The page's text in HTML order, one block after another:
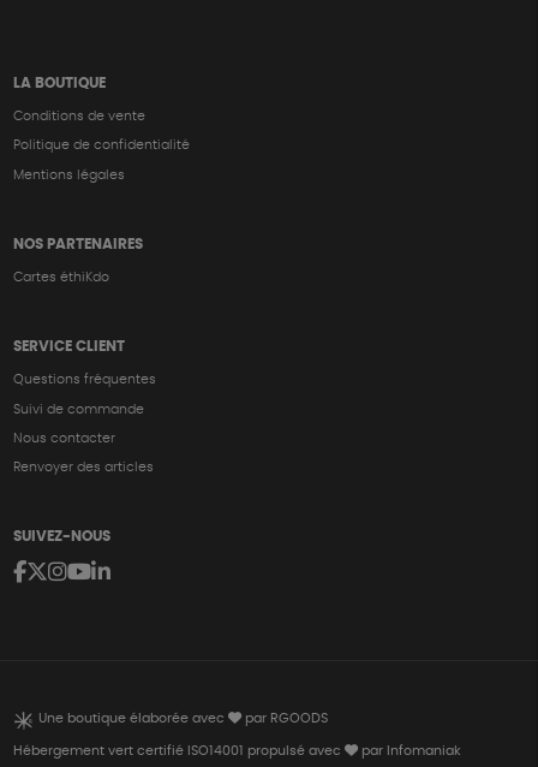
LA BOUTIQUE
Conditions de vente
Politique de confidentialité
Mentions légales
NOS PARTENAIRES
Cartes éthiKdo
SERVICE CLIENT
Questions fréquentes
Suivi de commande
Nous contacter
Renvoyer des articles
SUIVEZ-NOUS
Une boutique élaborée avec par RGOODS
Hébergement vert certifié ISO14001 propulsé avec par Infomaniak